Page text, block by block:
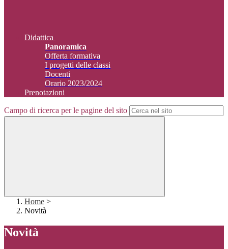
Didattica
Panoramica
Offerta formativa
I progetti delle classi
Docenti
Orario 2023/2024
Prenotazioni
Campo di ricerca per le pagine del sito
Home >
Novità
Novità